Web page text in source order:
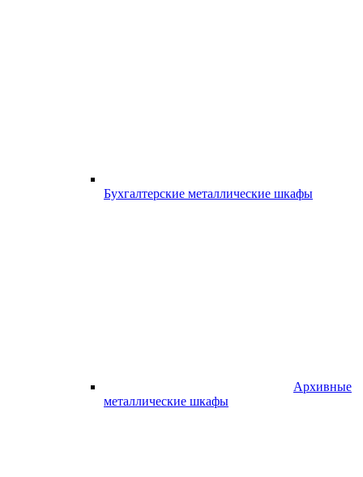
Бухгалтерские металлические шкафы
Архивные
металлические шкафы